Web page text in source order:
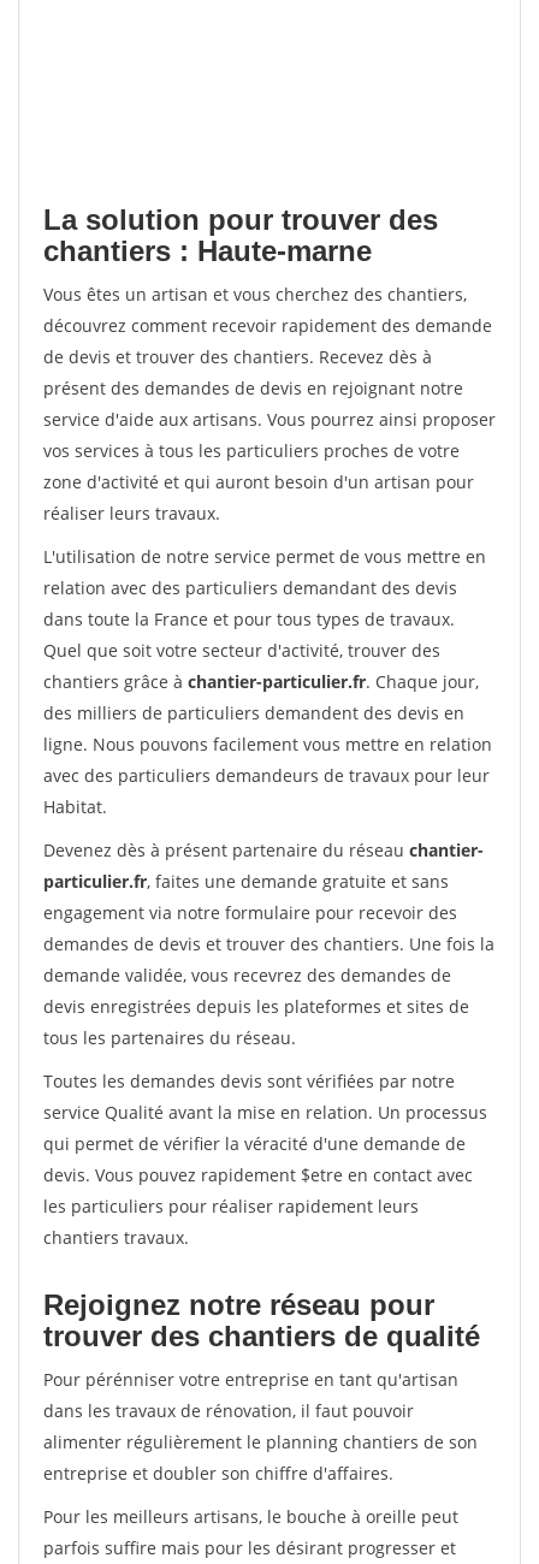
La solution pour trouver des
chantiers : Haute-marne
Vous êtes un artisan et vous cherchez des chantiers,
découvrez comment recevoir rapidement des demande
de devis et trouver des chantiers. Recevez dès à
présent des demandes de devis en rejoignant notre
service d'aide aux artisans. Vous pourrez ainsi proposer
vos services à tous les particuliers proches de votre
zone d'activité et qui auront besoin d'un artisan pour
réaliser leurs travaux.
L'utilisation de notre service permet de vous mettre en
relation avec des particuliers demandant des devis
dans toute la France et pour tous types de travaux.
Quel que soit votre secteur d'activité, trouver des
chantiers grâce à chantier-particulier.fr. Chaque jour,
des milliers de particuliers demandent des devis en
ligne. Nous pouvons facilement vous mettre en relation
avec des particuliers demandeurs de travaux pour leur
Habitat.
Devenez dès à présent partenaire du réseau chantier-
particulier.fr, faites une demande gratuite et sans
engagement via notre formulaire pour recevoir des
demandes de devis et trouver des chantiers. Une fois la
demande validée, vous recevrez des demandes de
devis enregistrées depuis les plateformes et sites de
tous les partenaires du réseau.
Toutes les demandes devis sont vérifiées par notre
service Qualité avant la mise en relation. Un processus
qui permet de vérifier la véracité d'une demande de
devis. Vous pouvez rapidement $etre en contact avec
les particuliers pour réaliser rapidement leurs
chantiers travaux.
Rejoignez notre réseau pour
trouver des chantiers de qualité
Pour pérénniser votre entreprise en tant qu'artisan
dans les travaux de rénovation, il faut pouvoir
alimenter régulièrement le planning chantiers de son
entreprise et doubler son chiffre d'affaires.
Pour les meilleurs artisans, le bouche à oreille peut
parfois suffire mais pour les désirant progresser et